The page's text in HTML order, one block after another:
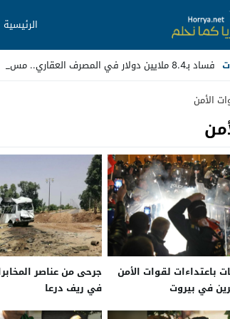
الرئيسية
فساد بـ8.4 ملايين دولار في المصرف العقاري.. مسؤولو_
Stop
Previous
Next
الأمن
باعتداءات لقوات الأمن
في بيروت
جرحى من عناصر
في ريف درعا